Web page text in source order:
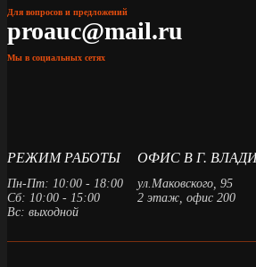
Для вопросов и предложений
proauc@mail.ru
Мы в социальных сетях
РЕЖИМ РАБОТЫ
Пн-Пт: 10:00 - 18:00
Сб: 10:00 - 15:00
Вс: выходной
ОФИС В Г.
ул.Маковского, 95
2 этаж, офис 200